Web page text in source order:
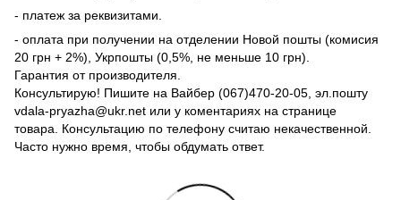
- платеж за реквизитами.
- оплата при получении на отделении Новой пошты (комисия
20 грн + 2%), Укрпошты (0,5%, не меньше 10 грн).
Гарантия от производителя.
Консультирую! Пишите на Вайбер (067)470-20-05, эл.пошту
vdala-pryazha@ukr.net или у коментариях на странице
товара. Консультацию по телефону считаю некачественной.
Часто нужно время, чтобы обдумать ответ.